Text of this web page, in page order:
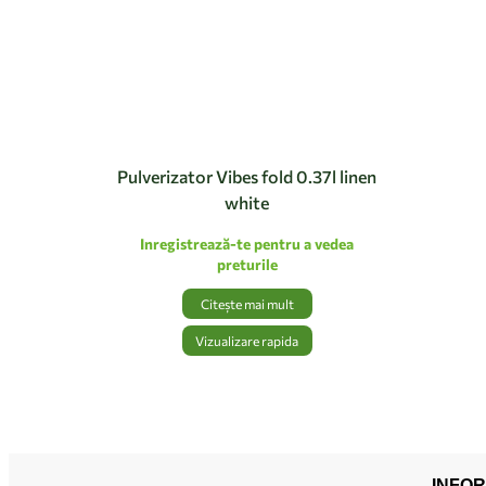
Pulverizator Vibes fold 0.37l linen
white
Inregistrează-te pentru a vedea
preturile
Citește mai mult
Vizualizare rapida